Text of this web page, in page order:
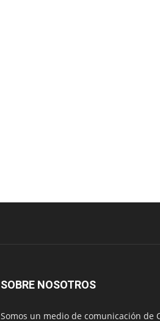
SOBRE NOSOTROS
Somos un medio de comunicación de